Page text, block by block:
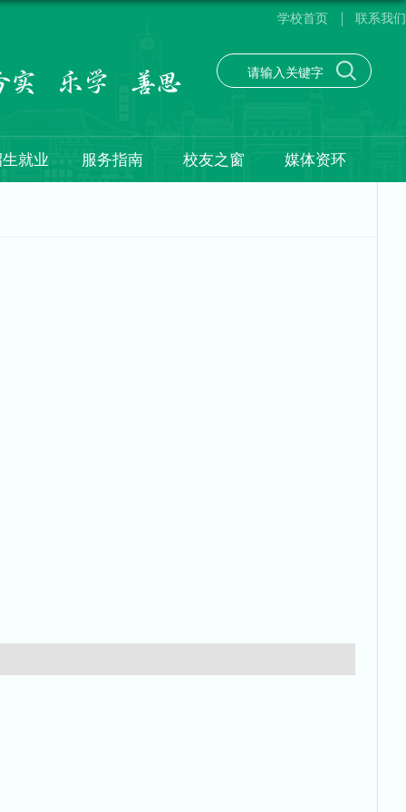
学校首页 联系我们
就业 服务指南 校友之窗 媒体资环